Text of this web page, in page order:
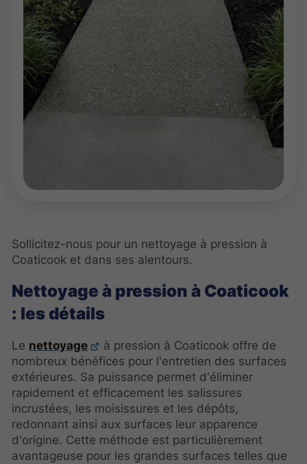
Sollicitez-nous pour un nettoyage à pression à
Coaticook et dans ses alentours.
Nettoyage à pression à Coaticook
: les détails
Le nettoyage
à pression à Coaticook offre de
nombreux bénéfices pour l'entretien des surfaces
extérieures. Sa puissance permet d'éliminer
rapidement et efficacement les salissures
incrustées, les moisissures et les dépôts,
redonnant ainsi aux surfaces leur apparence
d'origine. Cette méthode est particulièrement
avantageuse pour les grandes surfaces telles que